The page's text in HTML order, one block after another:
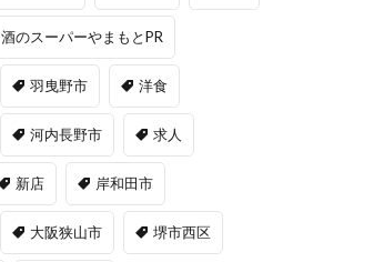
酒のスーパーやまもとPR
羽曳野市 洋食
河内長野市 求人
新店 岸和田市
大阪狭山市 堺市西区